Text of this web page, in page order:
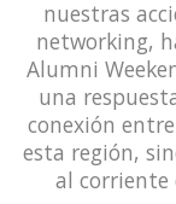
nuestras
networking,
Alumni
una
conexión
esta región,
al corriente